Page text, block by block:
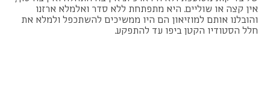
אין קצה או שוליים. היא מתפתחת ללא סדר ואלמלא ארזנו
והובלנו אותם למוזיאון הם היו ממשיכים להשתכפל ולמלא את
חלל הסטודיו הקטן ביפו עד להתפקע.